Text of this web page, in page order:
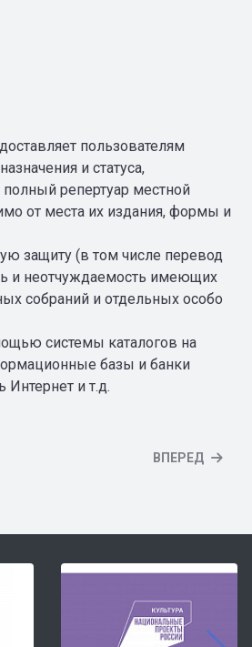
пользователям
и статуса,
репертуар местной
от места их издания, формы и
защиту (в том числе перевод
и неотчуждаемость имеющих
собраний и отдельных особо
системы каталогов на
базы и банки
Интернет и т.д.
ВПЕРЕД